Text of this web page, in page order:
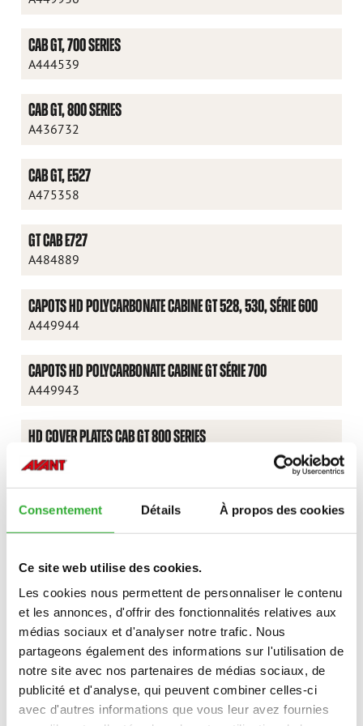
Consentement Détails À propos des cookies
Ce site web utilise des cookies.
Les cookies nous permettent de personnaliser le contenu
et les annonces, d'offrir des fonctionnalités relatives aux
médias sociaux et d'analyser notre trafic. Nous
partageons également des informations sur l'utilisation de
notre site avec nos partenaires de médias sociaux, de
publicité et d'analyse, qui peuvent combiner celles-ci
avec d'autres informations que vous leur avez fournies
CAB GT, 700 SERIES
A444539
CAB GT, 800 SERIES
A436732
CAB GT, E527
A475358
GT CAB E727
A484889
CAPOTS HD POLYCARBONATE CABINE GT 528, 530, SÉRIE 600
A449944
CAPOTS HD POLYCARBONATE CABINE GT SÉRIE 700
A449943
HD COVER PLATES CAB GT 800 SERIES
HD COVER PLATES CAB GT E527
A475428
CAPOTS HD POLYCARBONATE CABINE GT E727
A482489
WORK LIGHT KIT ON CAB, LED 2810 LUMEN
A438528
WORK LIGHT KIT ON CAB, LED 2500 LUMEN
A438539